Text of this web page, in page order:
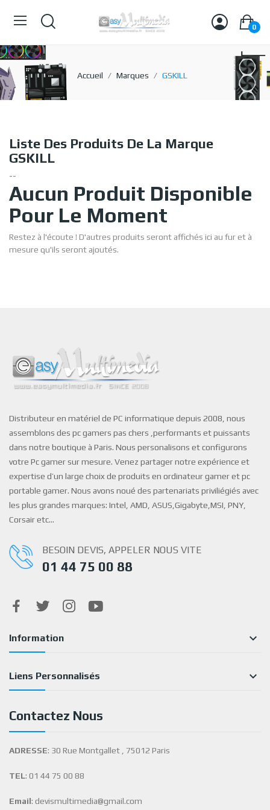
0
Accueil Marques GSKILL
Liste Des Produits De La Marque
GSKILL
--
Aucun Produit Disponible
Pour Le Moment
Restez à l'écoute ! D'autres produits seront affichés ici au fur et à
mesure qu'ils seront ajoutés.
Distributeur en matériel de PC informatique depuis 2008, nous
assemblons des pc gamers pas chers ,performants et puissants
dans notre boutique à Paris. Nous personalisons et configurons
votre Pc gamer sur mesure. Venez partager notre expérience et
expertise d’un large choix de produits en ordinateur gamer et pc
portable gamer. Nous avons noué des partenariats priviliégiés avec
les plus grandes marques: Intel, AMD, ASUS,Gigabyte,MSI, PNY,
Corsair etc…
BESOIN DEVIS, APPELER NOUS VITE
01 44 75 00 88
Information 
Liens Personnalisés 
Contactez Nous
ADRESSE: 30 Rue Montgallet , 75012 Paris
TEL: 01 44 75 00 88
Email: devismultimedia@gmail.com